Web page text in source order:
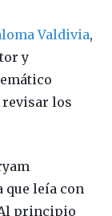
Valdivia,
y
revisar los
que leía con
principio